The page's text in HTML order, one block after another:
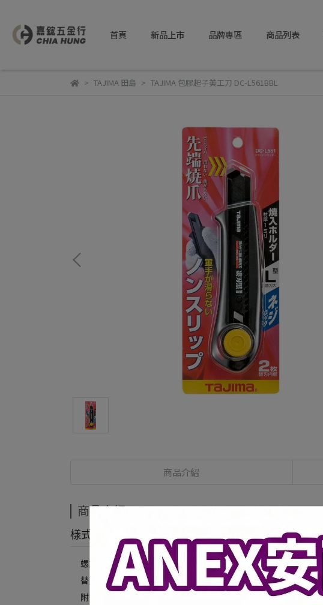
首頁 新品上市 品牌專區 商品列表
TAJIMA 田島 TAJIMA 包膠起子美工刀 DC-L561BBL
商品介紹
商品介紹
樣式
螺旋固定式
替刃類型：Ｌ型替刃（0.5mm厚×18mm寬）
附安全繩扣環